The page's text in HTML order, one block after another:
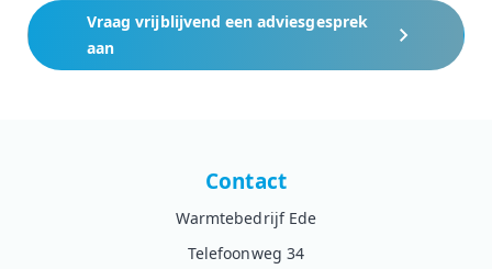
Vraag vrijblijvend een adviesgesprek
aan
Contact
Warmtebedrijf Ede
Telefoonweg 34